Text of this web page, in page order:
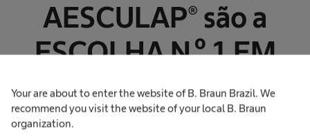
Your are about to enter the website of B. Braun Brazil. We
recommend you visit the website of your local B. Braun
organization.
AESCULAP® são a
ESCOLHA N.º 1 EM
SUSTENTABILIDADE
para embalagens